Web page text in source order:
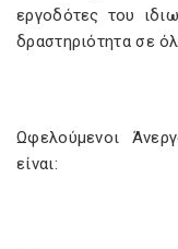
εργοδότες του
δραστηριότητα σε
Ωφελούμενοι
είναι: